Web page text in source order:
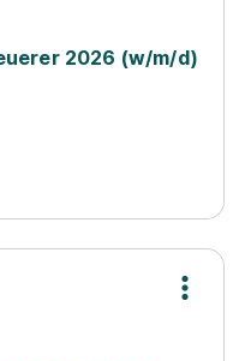
2026 (w/m/d)